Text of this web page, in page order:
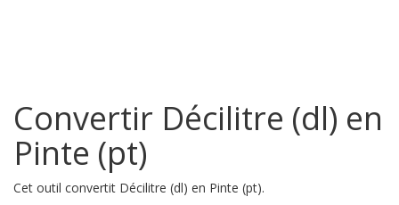
Convertir Décilitre (dl) en
Pinte (pt)
Cet outil convertit Décilitre (dl) en Pinte (pt).